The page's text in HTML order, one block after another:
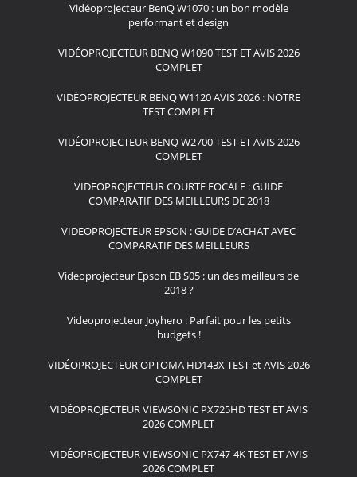
Vidéoprojecteur BenQ W1070 : un bon modèle
performant et design
VIDÉOPROJECTEUR BENQ W1090 TEST ET AVIS 2026
COMPLET
VIDÉOPROJECTEUR BENQ W1120 AVIS 2026 : NOTRE
TEST COMPLET
VIDÉOPROJECTEUR BENQ W2700 TEST ET AVIS 2026
COMPLET
VIDEOPROJECTEUR COURTE FOCALE : GUIDE
COMPARATIF DES MEILLEURS DE 2018
VIDEOPROJECTEUR EPSON : GUIDE D’ACHAT AVEC
COMPARATIF DES MEILLEURS
Videoprojecteur Epson EB S05 : un des meilleurs de
2018 ?
Videoprojecteur Joyhero : Parfait pour les petits
budgets !
VIDÉOPROJECTEUR OPTOMA HD143X TEST et AVIS 2026
COMPLET
VIDÉOPROJECTEUR VIEWSONIC PX725HD TEST ET AVIS
2026 COMPLET
VIDÉOPROJECTEUR VIEWSONIC PX747-4K TEST ET AVIS
2026 COMPLET